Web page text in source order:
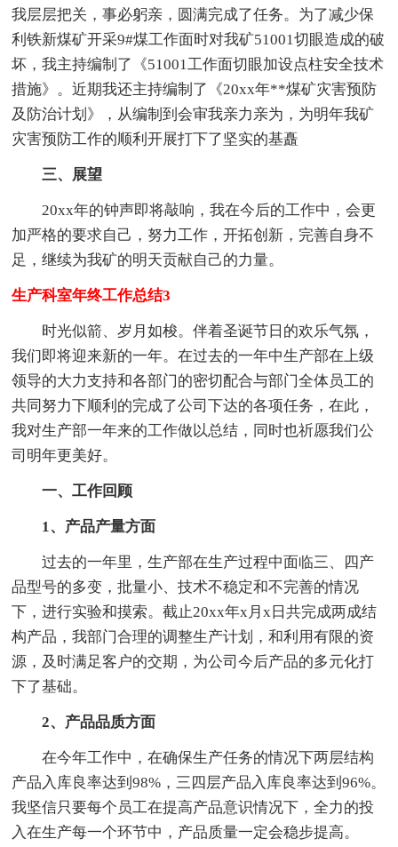
我层层把关，事必躬亲，圆满完成了任务。为了减少保
利铁新煤矿开采9#煤工作面时对我矿51001切眼造成的破
坏，我主持编制了《51001工作面切眼加设点柱安全技术
措施》。近期我还主持编制了《20xx年**煤矿灾害预防
及防治计划》，从编制到会审我亲力亲为，为明年我矿
灾害预防工作的顺利开展打下了坚实的基矗
三、展望
20xx年的钟声即将敲响，我在今后的工作中，会更
加严格的要求自己，努力工作，开拓创新，完善自身不
足，继续为我矿的明天贡献自己的力量。
生产科室年终工作总结3
时光似箭、岁月如梭。伴着圣诞节日的欢乐气氛，
我们即将迎来新的一年。在过去的一年中生产部在上级
领导的大力支持和各部门的密切配合与部门全体员工的
共同努力下顺利的完成了公司下达的各项任务，在此，
我对生产部一年来的工作做以总结，同时也祈愿我们公
司明年更美好。
一、工作回顾
1、产品产量方面
过去的一年里，生产部在生产过程中面临三、四产
品型号的多变，批量小、技术不稳定和不完善的情况
下，进行实验和摸索。截止20xx年x月x日共完成两成结
构产品，我部门合理的调整生产计划，和利用有限的资
源，及时满足客户的交期，为公司今后产品的多元化打
下了基础。
2、产品品质方面
在今年工作中，在确保生产任务的情况下两层结构
产品入库良率达到98%，三四层产品入库良率达到96%。
我坚信只要每个员工在提高产品意识情况下，全力的投
入在生产每一个环节中，产品质量一定会稳步提高。